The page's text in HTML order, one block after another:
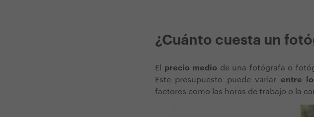
¿Cuánto cuesta un
El precio medio de una fotógrafa o
Este presupuesto puede variar entre
factores como las horas de trabajo o la